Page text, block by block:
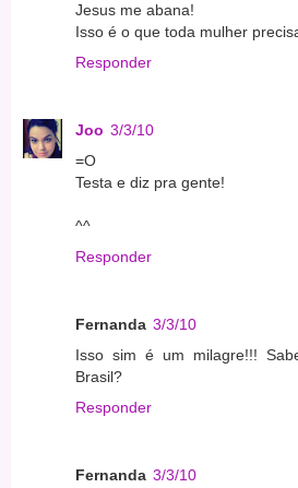
Jesus me abana!
Isso é o que toda mulher
Responder
Joo 3/3/10
=O
Testa e diz pra gente!
^^
Responder
Fernanda 3/3/10
Isso sim é um milagre!!!
Brasil?
Responder
Fernanda 3/3/10